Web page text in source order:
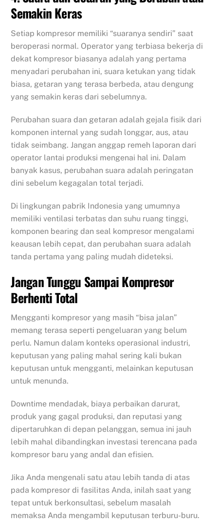
Semakin Keras
Setiap kompresor memiliki “suaranya sendiri” saat
beroperasi normal. Operator yang terbiasa bekerja di
dekat kompresor biasanya adalah yang pertama
menyadari perubahan ini, suara ketukan yang tidak
biasa, getaran yang terasa berbeda, atau dengung
yang semakin keras dari sebelumnya.
Perubahan suara dan getaran adalah gejala fisik dari
komponen internal yang sudah longgar, aus, atau
tidak seimbang. Jangan anggap remeh laporan dari
operator lantai produksi mengenai hal ini. Dalam
banyak kasus, perubahan suara adalah peringatan
dini sebelum kegagalan total terjadi.
Di lingkungan pabrik Indonesia yang umumnya
memiliki ventilasi terbatas dan suhu ruang tinggi,
komponen bearing dan seal kompresor mengalami
keausan lebih cepat, dan perubahan suara adalah
tanda pertama yang paling mudah dideteksi.
Jangan Tunggu Sampai Kompresor
Berhenti Total
Mengganti kompresor yang masih “bisa jalan”
memang terasa seperti pengeluaran yang belum
perlu. Namun dalam konteks operasional industri,
keputusan yang paling mahal sering kali bukan
keputusan untuk mengganti, melainkan keputusan
untuk menunda.
Downtime mendadak, biaya perbaikan darurat,
produk yang gagal produksi, dan reputasi yang
dipertaruhkan di depan pelanggan, semua ini jauh
lebih mahal dibandingkan investasi terencana pada
kompresor baru yang andal dan efisien.
Jika Anda mengenali satu atau lebih tanda di atas
pada kompresor di fasilitas Anda, inilah saat yang
tepat untuk berkonsultasi, sebelum masalah
memaksa Anda mengambil keputusan terburu-buru.